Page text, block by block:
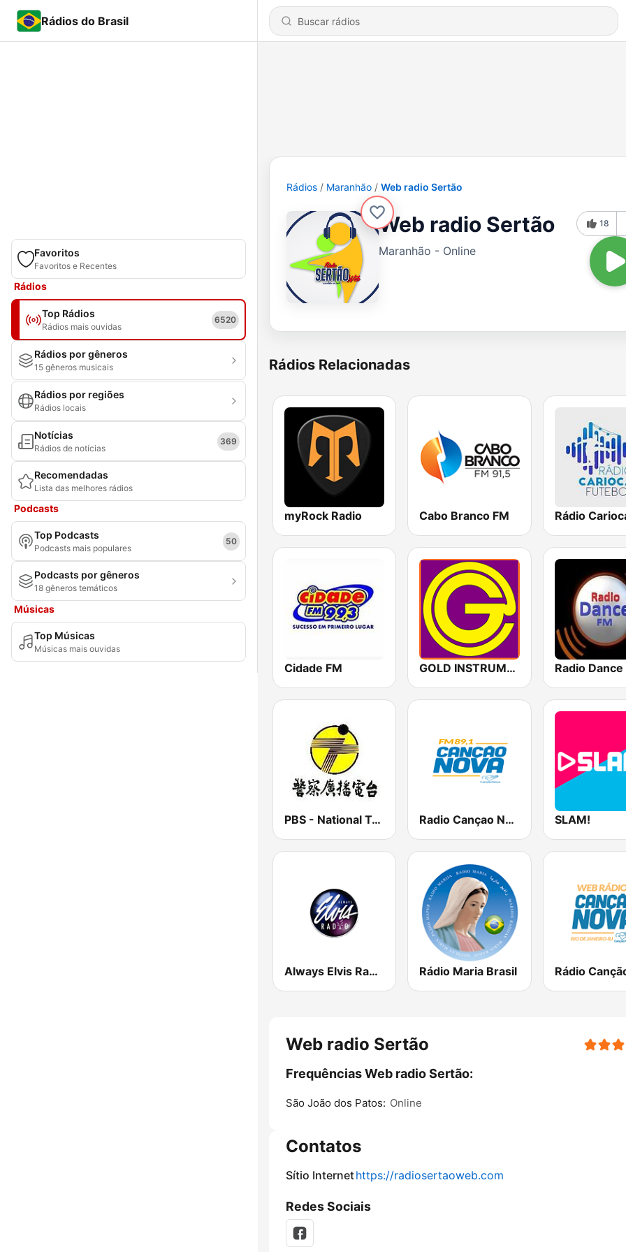
Rádios do Brasil
Favoritos
Favoritos e Recentes
Rádios
Top Rádios
Rádios mais ouvidas
6520
Rádios por gêneros
15 gêneros musicais
Rádios por regiões
Rádios locais
Notícias
Rádios de notícias
369
Recomendadas
Lista das melhores rádios
Podcasts
Top Podcasts
Podcasts mais populares
50
Podcasts por gêneros
18 gêneros temáticos
Músicas
Top Músicas
Músicas mais ouvidas
Rádios Maranhão Web radio Sertão
Web radio Sertão
Maranhão - Online
18
Rádios Relacionadas
myRock Radio Cabo Branco FM
Cidade FM GOLD INSTRUMENTAL Radio Dance
PBS - National Transportation Radio Cançao Nova SLAM!
Always Elvis Radio Rádio Maria Brasil
Web radio Sertão
Frequências Web radio Sertão:
São João dos Patos: Online
Contatos
Sítio Internethttps://radiosertaoweb.com
Redes Sociais